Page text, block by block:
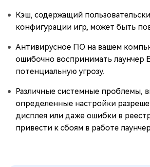
Кэш, содержащий
конфигурации игр, может быть
Антивирусное ПО на вашем
ошибочно воспринимать лаунчер
потенциальную угрозу.
Различные системные проблемы,
определенные настройки
дисплея или даже ошибки в
привести к сбоям в работе